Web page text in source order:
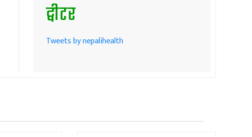
ट्वीटर
Tweets by nepalihealth